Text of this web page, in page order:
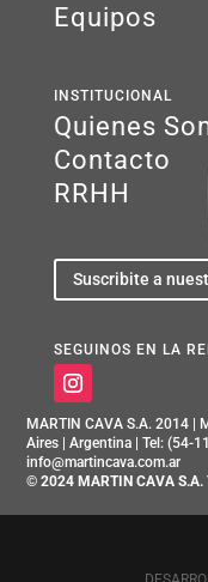
Equipos
INSTITUCIONAL
Quienes
Contacto
RRHH
Suscribite a
SEGUINOS EN LA
MARTIN CAVA S.A. 2014 |
Aires | Argentina | Tel: (54-
info@martincava.com.ar
© 2024 MARTIN CAVA